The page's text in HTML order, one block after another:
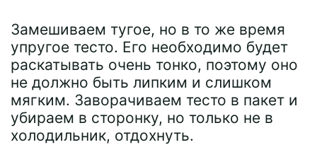
Замешиваем тугое, но в то же время
упругое тесто. Его необходимо будет
раскатывать очень тонко, поэтому оно
не должно быть липким и слишком
мягким. Заворачиваем тесто в пакет и
убираем в сторонку, но только не в
холодильник, отдохнуть.